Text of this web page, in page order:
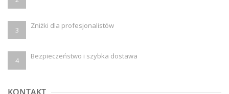
3 Zniżki dla profesjonalistów
4 Bezpieczeństwo i szybka dostawa